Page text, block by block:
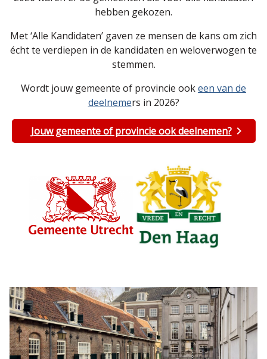
hebben gekozen.
Met ‘Alle Kandidaten’ gaven ze mensen de kans om zich
écht te verdiepen in de kandidaten en weloverwogen te
stemmen.
Wordt jouw gemeente of provincie ookeen van de
deelnemers in 2026?
Jouw gemeente of provincie ook deelnemen?